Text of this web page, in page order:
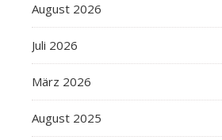
August 2026
Juli 2026
März 2026
August 2025